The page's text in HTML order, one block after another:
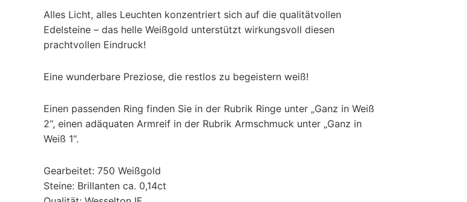
Alles Licht, alles Leuchten konzentriert sich auf die qualitätvollen
Edelsteine – das helle Weißgold unterstützt wirkungsvoll diesen
prachtvollen Eindruck!
Eine wunderbare Preziose, die restlos zu begeistern weiß!
Einen passenden Ring finden Sie in der Rubrik Ringe unter „Ganz in Weiß
2“, einen adäquaten Armreif in der Rubrik Armschmuck unter „Ganz in
Weiß 1“.
Gearbeitet: 750 Weißgold
Steine: Brillanten ca. 0,14ct